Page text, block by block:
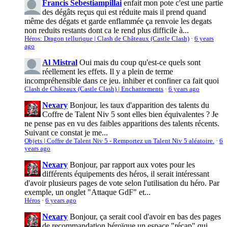
Francis Sebestiampillai enfait mon pote c'est une partie
des dégâts reçus qui est réduite mais il prend quand
même des dégats et garde enflammée ça renvoie les degats
non reduits restants dont ca le rend plus difficile à...
Héros: Dragon tellurique | Clash de Châteaux (Castle Clash) · 6 years
ago
Al Mistral Oui mais du coup qu'est-ce quels sont
réellement les effets. Il y a plein de terme
incompréhensible dans ce jeu. inhiber et confiner ca fait quoi
Clash de Châteaux (Castle Clash) | Enchantements · 6 years ago
Nexary Bonjour, les taux d'apparition des talents du
Coffre de Talent Niv 5 sont elles bien équivalentes ? Je
ne pense pas en vu des faibles apparitions des talents récents.
Suivant ce constat je me...
Objets | Coffre de Talent Niv 5 - Remportez un Talent Niv 5 aléatoire. · 6
years ago
Nexary Bonjour, par rapport aux votes pour les
différents équipements des héros, il serait intéressant
d'avoir plusieurs pages de vote selon l'utilisation du héro. Par
exemple, un onglet "Attaque GdF" et...
Héros · 6 years ago
Nexary Bonjour, ça serait cool d'avoir en bas des pages